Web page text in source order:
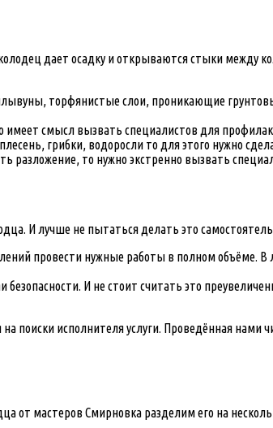
дает осадку и открываются стыки между
торфянистые слои, проникающие
имеет смысл вызвать специалистов для
грибки, водоросли то для этого нужно
разложение, то нужно экстренно вызвать
И лучше не пытаться делать это
провести нужные работы в полном объёме. В
И не стоит считать это
исполнителя услуги. Проведённая нами
от мастеров Смирновка разделим его на